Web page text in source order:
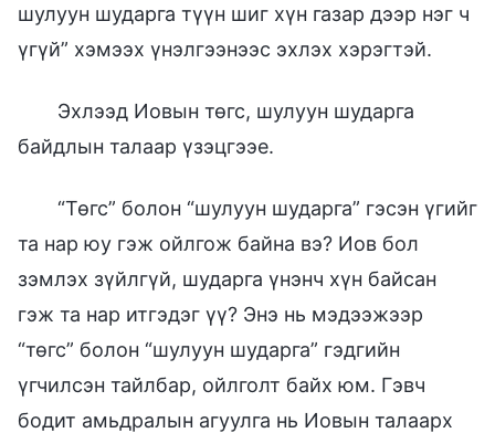
шулуун шударга түүн шиг хүн газар дээр нэг ч
үгүй” хэмээх үнэлгээнээс эхлэх хэрэгтэй.
Эхлээд Иовын төгс, шулуун шударга
байдлын талаар үзэцгээе.
“Төгс” болон “шулуун шударга” гэсэн үгийг
та нар юу гэж ойлгож байна вэ? Иов бол
зэмлэх зүйлгүй, шударга үнэнч хүн байсан
гэж та нар итгэдэг үү? Энэ нь мэдээжээр
“төгс” болон “шулуун шударга” гэдгийн
үгчилсэн тайлбар, ойлголт байх юм. Гэвч
бодит амьдралын агуулга нь Иовын талаарх